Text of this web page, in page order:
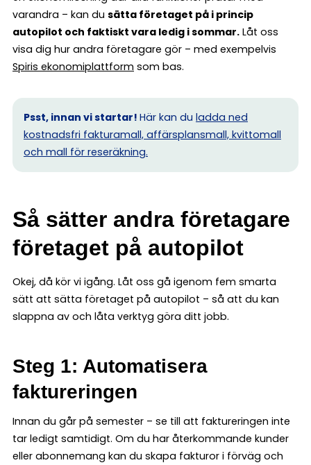
varandra – kan du sätta företaget på i princip
autopilot och faktiskt vara ledig i sommar. Låt oss
visa dig hur andra företagare gör – med exempelvis
Spiris ekonomiplattform som bas.
Psst, innan vi startar! Här kan du ladda ned
kostnadsfri fakturamall, affärsplansmall, kvittomall
och mall för reseräkning.
Så sätter andra företagare
företaget på autopilot
Okej, då kör vi igång. Låt oss gå igenom fem smarta
sätt att sätta företaget på autopilot – så att du kan
slappna av och låta verktyg göra ditt jobb.
Steg 1: Automatisera
faktureringen
Innan du går på semester – se till att faktureringen inte
tar ledigt samtidigt. Om du har återkommande kunder
eller abonnemang kan du skapa fakturor i förväg och